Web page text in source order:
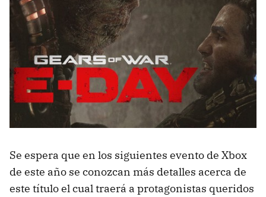
Se espera que en los siguientes evento de Xbox
de este año se conozcan más detalles acerca de
este título el cual traerá a protagonistas queridos